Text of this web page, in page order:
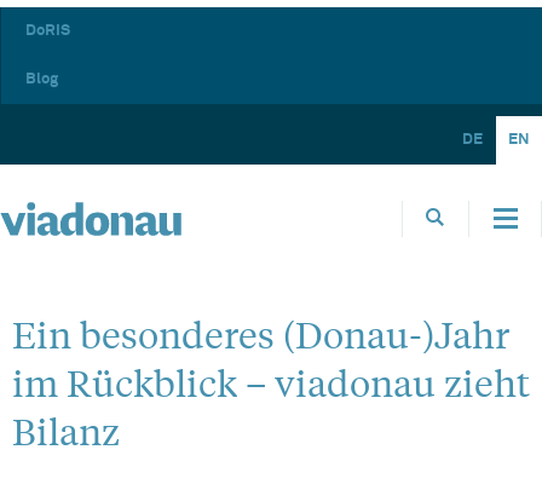
DoRIS
Blog
DE EN
Ein besonderes (Donau-)Jahr
im Rückblick – viadonau zieht
Bilanz